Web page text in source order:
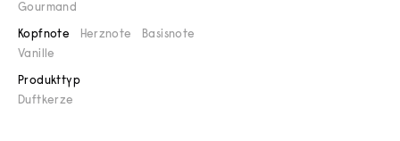
Gourmand
Kopfnote Herznote
Basisnote
Vanille
Produkttyp
Duftkerze